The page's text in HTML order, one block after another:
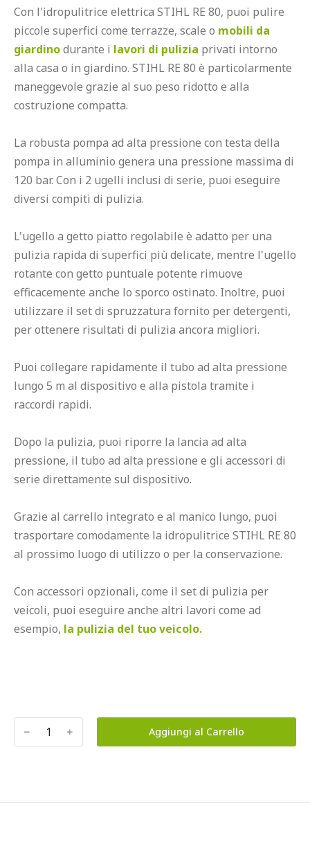
Con l'idropulitrice elettrica STIHL RE 80, puoi pulire
piccole superfici come terrazze, scale o mobili da
giardino durante i lavori di pulizia privati intorno
alla casa o in giardino. STIHL RE 80 è particolarmente
maneggevole grazie al suo peso ridotto e alla
costruzione compatta.
La robusta pompa ad alta pressione con testa della
pompa in alluminio genera una pressione massima di
120 bar. Con i 2 ugelli inclusi di serie, puoi eseguire
diversi compiti di pulizia.
L'ugello a getto piatto regolabile è adatto per una
pulizia rapida di superfici più delicate, mentre l'ugello
rotante con getto puntuale potente rimuove
efficacemente anche lo sporco ostinato. Inoltre, puoi
utilizzare il set di spruzzatura fornito per detergenti,
per ottenere risultati di pulizia ancora migliori.
Puoi collegare rapidamente il tubo ad alta pressione
lungo 5 m al dispositivo e alla pistola tramite i
raccordi rapidi.
Dopo la pulizia, puoi riporre la lancia ad alta
pressione, il tubo ad alta pressione e gli accessori di
serie direttamente sul dispositivo.
Grazie al carrello integrato e al manico lungo, puoi
trasportare comodamente la idropulitrice STIHL RE 80
al prossimo luogo di utilizzo o per la conservazione.
Con accessori opzionali, come il set di pulizia per
veicoli, puoi eseguire anche altri lavori come ad
esempio, la pulizia del tuo veicolo.
﹣ ﹢ Aggiungi al Carrello